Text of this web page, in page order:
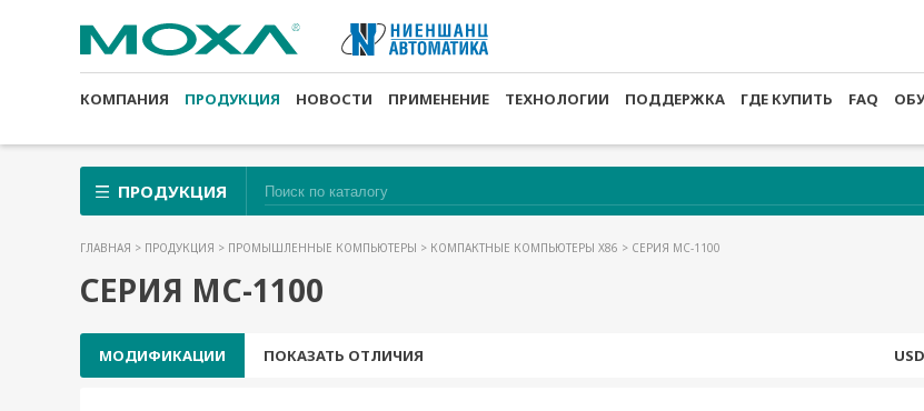
КОМПАНИЯ ПРОДУКЦИЯ НОВОСТИ ПРИМЕНЕНИЕ ТЕХНОЛОГИИ ПОДДЕРЖКА ГДЕ КУПИТЬ FAQ
ПРОДУКЦИЯ
ГЛАВНАЯ > ПРОДУКЦИЯ > ПРОМЫШЛЕННЫЕ КОМПЬЮТЕРЫ > КОМПАКТНЫЕ КОМПЬЮТЕРЫ X86 > СЕРИЯ MC-1100
СЕРИЯ MC-1100
МОДИФИКАЦИИ ПОКАЗАТЬ ОТЛИЧИЯ USD